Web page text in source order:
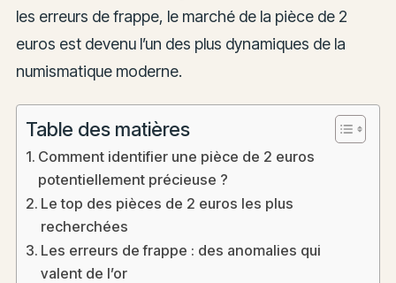
les erreurs de frappe, le marché de la pièce de 2
euros est devenu l’un des plus dynamiques de la
numismatique moderne.
Table des matières
Comment identifier une pièce de 2 euros
potentiellement précieuse ?
Le top des pièces de 2 euros les plus
recherchées
Les erreurs de frappe : des anomalies qui
valent de l’or